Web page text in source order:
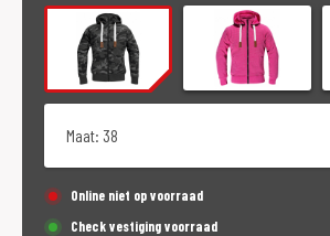
Online niet op voorraad
Check vestiging voorraad